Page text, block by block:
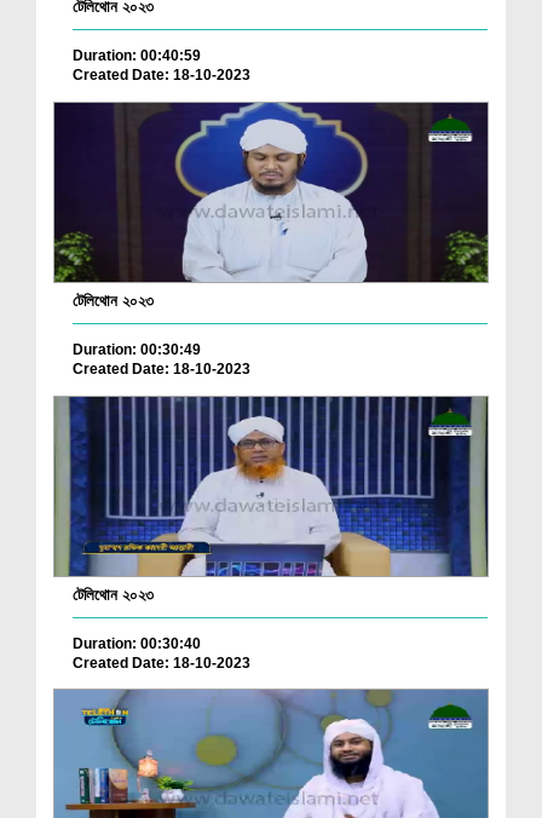
টেলিথোন ২০২৩
Duration: 00:40:59
Created Date: 18-10-2023
টেলিথোন ২০২৩
Duration: 00:30:49
Created Date: 18-10-2023
টেলিথোন ২০২৩
Duration: 00:30:40
Created Date: 18-10-2023